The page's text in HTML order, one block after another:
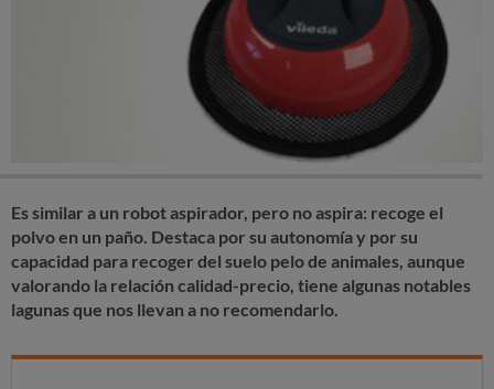
Es similar a un robot aspirador, pero no aspira: recoge el
polvo en un paño. Destaca por su autonomía y por su
capacidad para recoger del suelo pelo de animales, aunque
valorando la relación calidad-precio, tiene algunas notables
lagunas que nos llevan a no recomendarlo.